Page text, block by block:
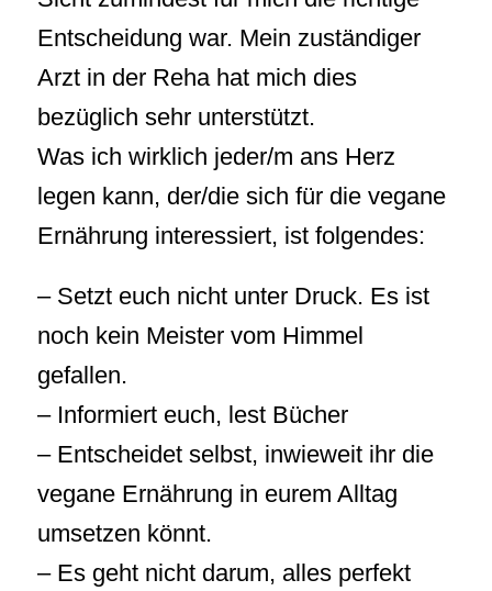
Entscheidung war. Mein zuständiger
Arzt in der Reha hat mich dies
bezüglich sehr unterstützt.
Was ich wirklich jeder/m ans Herz
legen kann, der/die sich für die vegane
Ernährung interessiert, ist folgendes:
– Setzt euch nicht unter Druck. Es ist
noch kein Meister vom Himmel
gefallen.
– Informiert euch, lest Bücher
– Entscheidet selbst, inwieweit ihr die
vegane Ernährung in eurem Alltag
umsetzen könnt.
– Es geht nicht darum, alles perfekt